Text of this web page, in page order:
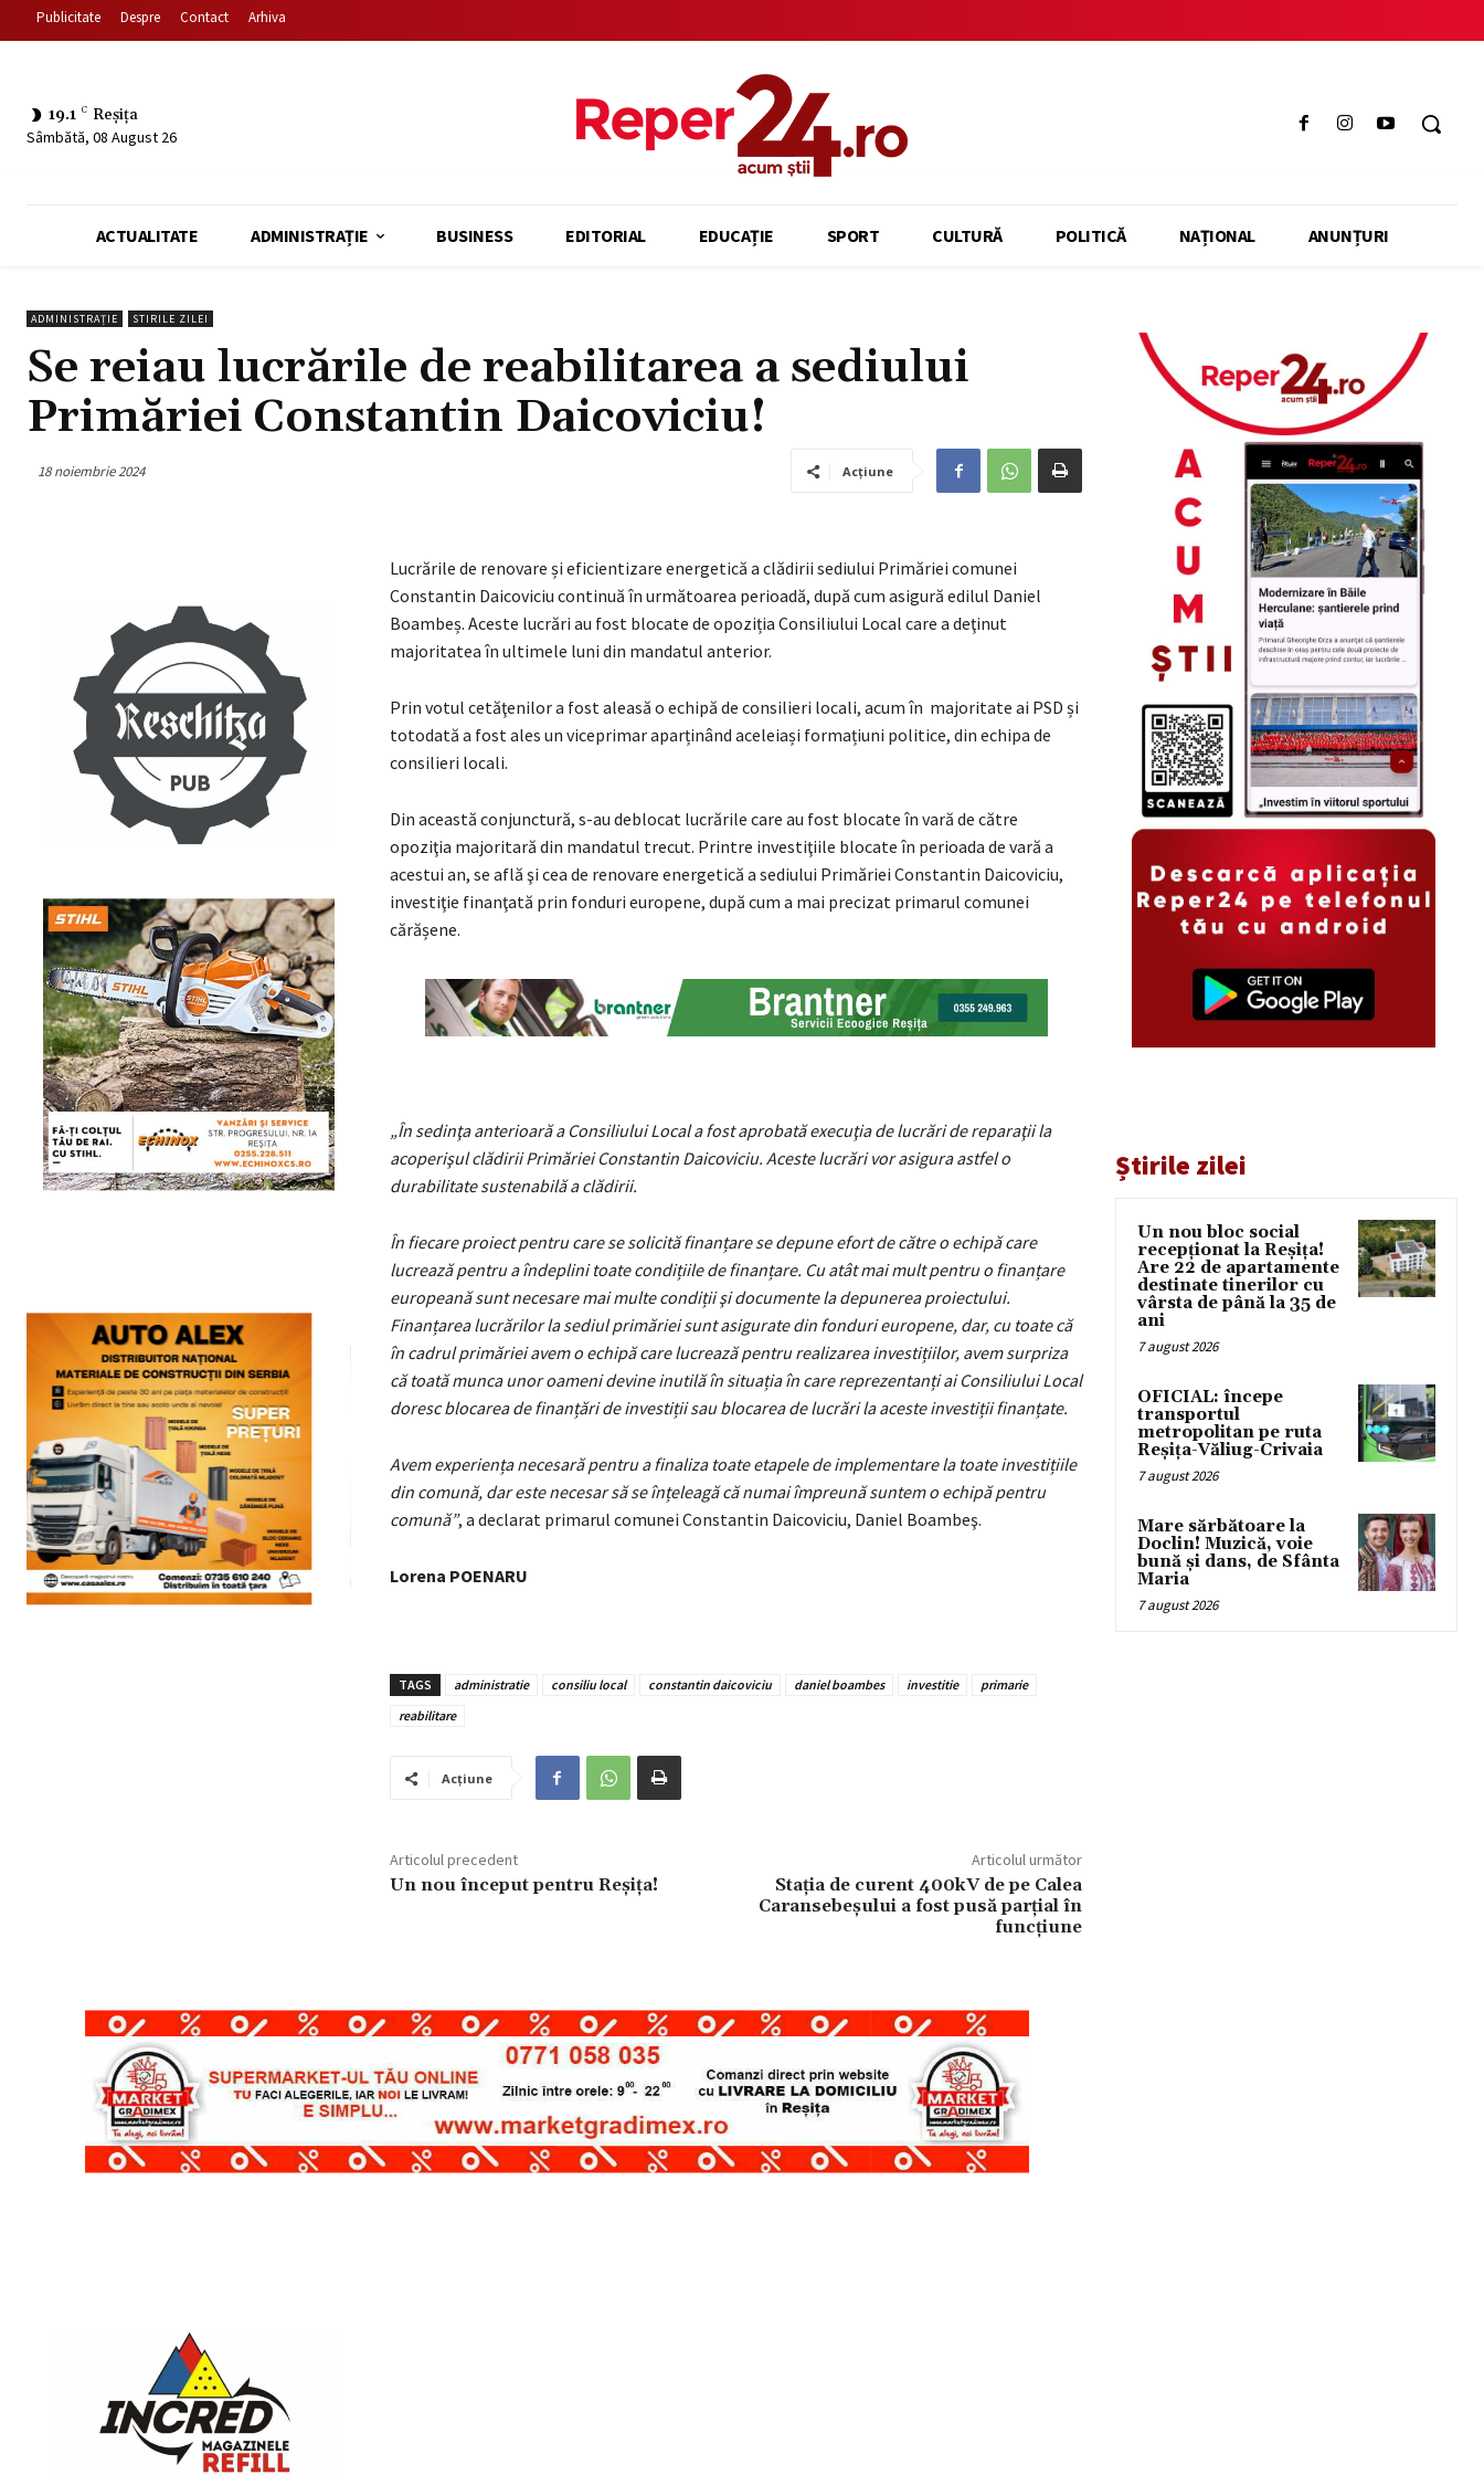
Publicitate Despre Contact Arhiva
19.1 C Reșița
Sâmbătă, 08 August 26
ACTUALITATE ADMINISTRAȚIE BUSINESS EDITORIAL EDUCAȚIE SPORT CULTURĂ POLITICĂ NAȚIONAL ANUNȚURI
ADMINISTRAȚIE STIRILE ZILEI
Se reiau lucrările de reabilitarea a sediului
Primăriei Constantin Daicoviciu!
18 noiembrie 2024 Acțiune
Lucrările de renovare și eficientizare energetică a clădirii sediului Primăriei comunei
Constantin Daicoviciu continuă în următoarea perioadă, după cum asigură edilul Daniel
Boambeș. Aceste lucrări au fost blocate de opoziția Consiliului Local care a deţinut
majoritatea în ultimele luni din mandatul anterior.
Prin votul cetăţenilor a fost aleasă o echipă de consilieri locali, acum în majoritate ai PSD și
totodată a fost ales un viceprimar aparținând aceleiași formațiuni politice, din echipa de
consilieri locali.
Din această conjunctură, s-au deblocat lucrările care au fost blocate în vară de către
opoziţia majoritară din mandatul trecut. Printre investiţiile blocate în perioada de vară a
acestui an, se află şi cea de renovare energetică a sediului Primăriei Constantin Daicoviciu,
investiţie finanţată prin fonduri europene, după cum a mai precizat primarul comunei
cărășene.
„În sedinţa anterioară a Consiliului Local a fost aprobată execuţia de lucrări de reparaţii la
acoperişul clădirii Primăriei Constantin Daicoviciu. Aceste lucrări vor asigura astfel o
durabilitate sustenabilă a clădirii.
În fiecare proiect pentru care se solicită finanțare se depune efort de către o echipă care
lucrează pentru a îndeplini toate condițiile de finanțare. Cu atât mai mult pentru o finanțare
europeană sunt necesare mai multe condiții şi documente la depunerea proiectului.
Finanțarea lucrărilor la sediul primăriei sunt asigurate din fonduri europene, dar, cu toate că
în cadrul primăriei avem o echipă care lucrează pentru realizarea investițiilor, avem surpriza
că toată munca unor oameni devine inutilă în situația în care reprezentanți ai Consiliului Local
doresc blocarea de finanțări de investiții sau blocarea de lucrări la aceste investiții finanțate.
Avem experiența necesară pentru a finaliza toate etapele de implementare la toate investițiile
din comună, dar este necesar să se înțeleagă că numai împreună suntem o echipă pentru
comună”, a declarat primarul comunei Constantin Daicoviciu, Daniel Boambeş.
Lorena POENARU
TAGS administratie consiliu local constantin daicoviciu daniel boambes investitie
primarie
reabilitare
Acțiune
Articolul precedent
Un nou început pentru Reșița!
Articolul următor
Stația de curent 400kV de pe Calea
Caransebeșului a fost pusă parțial în
funcțiune
Știrile zilei
Un nou bloc social
recepționat la Reșița!
Are 22 de apartamente
destinate tinerilor cu
vârsta de până la 35 de
ani
7 august 2026
OFICIAL: începe
transportul
metropolitan pe ruta
Reșița-Văliug-Crivaia
7 august 2026
Mare sărbătoare la
Doclin! Muzică, voie
bună și dans, de Sfânta
Maria
7 august 2026